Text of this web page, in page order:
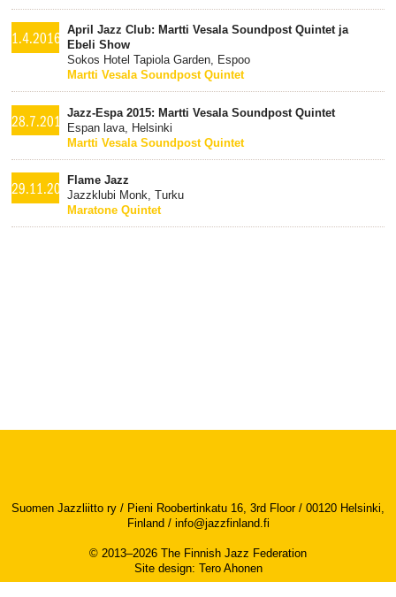
1.4.2016
April Jazz Club: Martti Vesala Soundpost Quintet ja
Ebeli Show
Sokos Hotel Tapiola Garden, Espoo
Martti Vesala Soundpost Quintet
28.7.2015Jazz-Espa 2015: Martti Vesala Soundpost Quintet
Espan lava, Helsinki
Martti Vesala Soundpost Quintet
29.11.2013Flame Jazz
Jazzklubi Monk, Turku
Maratone Quintet
Suomen Jazzliitto ry / Pieni Roobertinkatu 16, 3rd Floor / 00120 Helsinki,
Finland / info@jazzfinland.fi
© 2013–2026 The Finnish Jazz Federation
Site design: Tero Ahonen